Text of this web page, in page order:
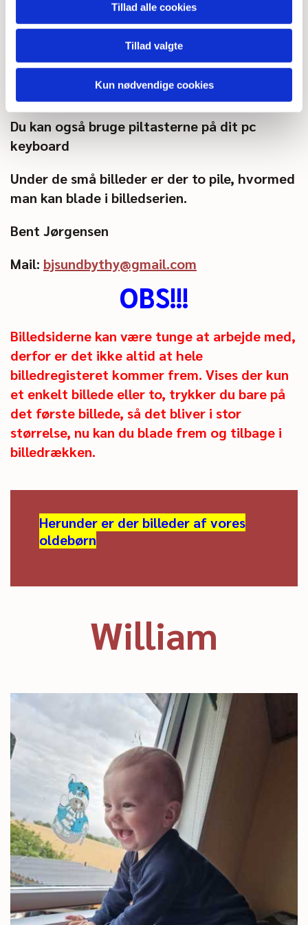
Tillad alle cookies
Tillad valgte
Kun nødvendige cookies
på dette forsvinder det store billede.
Ved siderne af de store billeder er et par pile,
hvormed man kan blade frem eller tilbage i
Du kan også bruge piltasterne på dit pc
keyboard
Under de små billeder er der to pile, hvormed
man kan blade i billedserien.
Bent Jørgensen
Mail: bjsundbythy@gmail.com
OBS!!!
Billedsiderne kan være tunge at arbejde med,
derfor er det ikke altid at hele
billedregisteret kommer frem. Vises der kun
et enkelt billede eller to, trykker du bare på
det første billede, så det bliver i stor
størrelse, nu kan du blade frem og tilbage i
billedrækken.
Herunder er der billeder af vores
oldebørn
William